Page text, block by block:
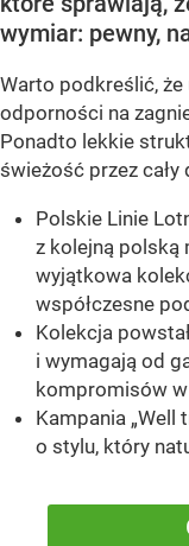
wymiar: pewny,
Warto podkreślić,
odporności na
Ponadto lekkie
świeżość przez cały
Polskie Linie
z kolejną polską
wyjątkowa
współczesne
Kolekcja
i wymagają od
kompromisów
Kampania „Well
o stylu, który